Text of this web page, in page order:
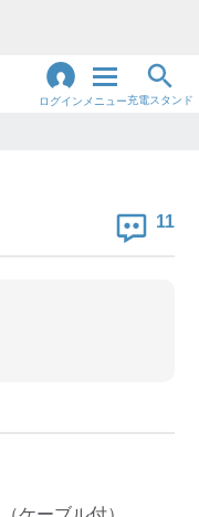
ログイン メニュー充電スタンド
11